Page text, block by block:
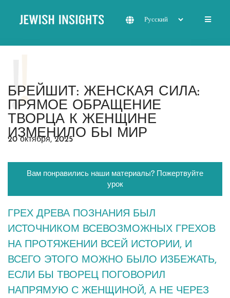
БРЕЙШИТ: ЖЕНСКАЯ СИЛА:
ПРЯМОЕ ОБРАЩЕНИЕ
ТВОРЦА К ЖЕНЩИНЕ
ИЗМЕНИЛО БЫ МИР
20 октября, 2025
Вам понравились наши материалы? Пожертвуйте
урок
ГРЕХ ДРЕВА ПОЗНАНИЯ БЫЛ
ИСТОЧНИКОМ ВСЕВОЗМОЖНЫХ ГРЕХОВ
НА ПРОТЯЖЕНИИ ВСЕЙ ИСТОРИИ, И
ВСЕГО ЭТОГО МОЖНО БЫЛО ИЗБЕЖАТЬ,
ЕСЛИ БЫ ТВОРЕЦ ПОГОВОРИЛ
НАПРЯМУЮ С ЖЕНЩИНОЙ, А НЕ ЧЕРЕЗ